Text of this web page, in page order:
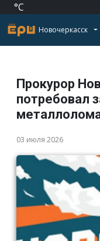
°C
Новочеркасск
Прокурор
потребовал
03 июля 2026